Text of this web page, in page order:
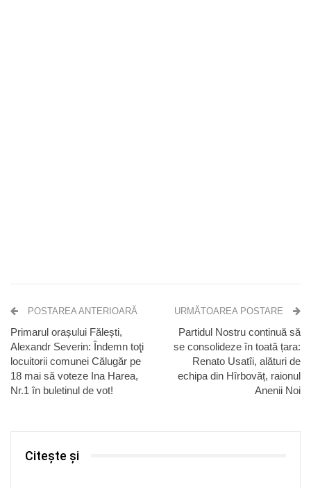
POSTAREA ANTERIOARĂ
Primarul orașului Fălești,
Alexandr Severin: Îndemn toţi
locuitorii comunei Călugăr pe
18 mai să voteze Ina Harea,
Nr.1 în buletinul de vot!
URMĂTOAREA POSTARE
Partidul Nostru continuă să
se consolideze în toată țara:
Renato Usatîi, alături de
echipa din Hîrbovăț, raionul
Anenii Noi
Citește și